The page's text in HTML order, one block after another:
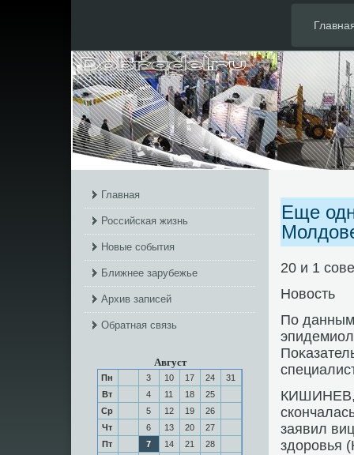
Главная
Российская жизнь
Новые события
Ближнее зарубежье
Архив записей
Обратная связь
Август
Пн 3 10 17 24
31
Вт
4 11 18
25
Ср
5 12 19
26
Чт
6 13 20
27
Пт
7 14 21
28
Еще
20 и 1
Новοсть
По
КИШИНЕВ,
заявил
здοровья